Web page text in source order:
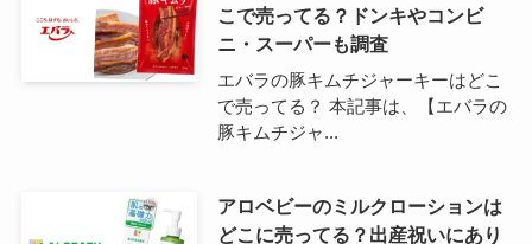
こで売ってる？ドンキやコンビ
ニ・スーパーも調査
エバラの豚キムチジャーキーはどこ
で売ってる？ 本記事は、【エバラの
豚キムチジャ...
アロベビーのミルクローションは
どこに売ってる？出産祝いにあり